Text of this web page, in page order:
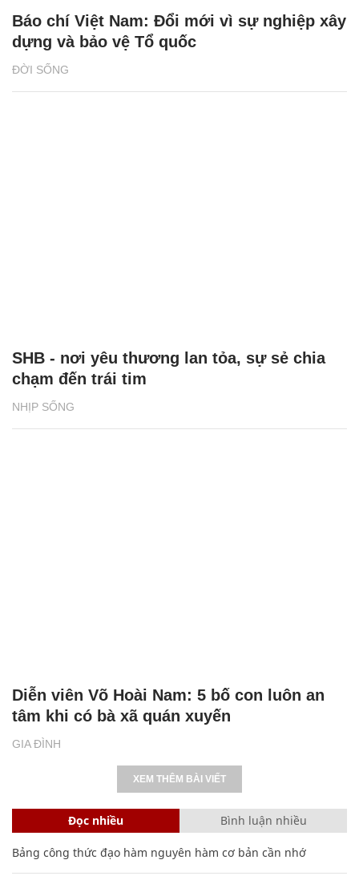
ĐỜI SỐNG
Báo chí Việt Nam: Đổi mới vì sự nghiệp xây
dựng và bảo vệ Tổ quốc
NHỊP SỐNG
SHB - nơi yêu thương lan tỏa, sự sẻ chia
chạm đến trái tim
GIA ĐÌNH
Diễn viên Võ Hoài Nam: 5 bố con luôn an
tâm khi có bà xã quán xuyến
XEM THÊM BÀI VIẾT
Đọc nhiều Bình luận nhiều
Bảng công thức đạo hàm nguyên hàm cơ bản cần nhớ